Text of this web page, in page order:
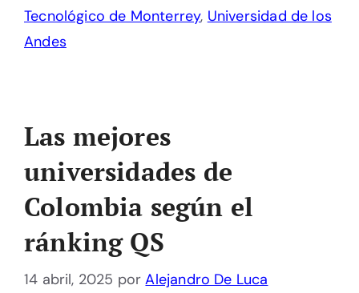
Tecnológico de Monterrey, Universidad de los
Andes
Las mejores
universidades de
Colombia según el
ránking QS
14 abril, 2025 porAlejandro De Luca